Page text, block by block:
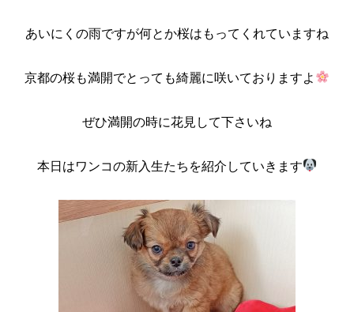
あいにくの雨ですが何とか桜はもってくれていますね
京都の桜も満開でとっても綺麗に咲いておりますよ
ぜひ満開の時に花見して下さいね
本日はワンコの新入生たちを紹介していきます